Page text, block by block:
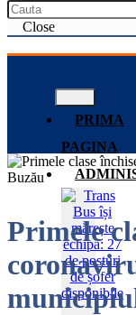
Close
PRIMA
PAGINA
Primele